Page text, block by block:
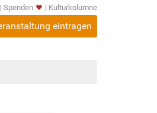
| Spenden | Kulturkolumne
eintragen